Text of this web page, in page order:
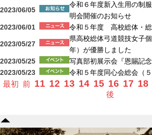
2023/06/05
令和６年度新入生用の制
明会開催のお知らせ
2023/06/01
令和５年度 高校総体・
2023/05/27
県高校総体弓道競技女子
年）が優勝しました
2023/05/25
写真部初展示会『恩賜記念
2023/05/23
令和５年度同心会総会（５
最初 前 11 12 13 14 15 16 17 18
後